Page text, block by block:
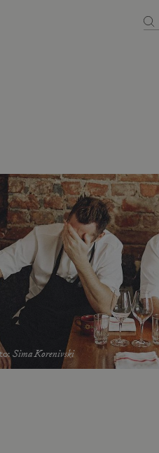
: Sima Korenivski